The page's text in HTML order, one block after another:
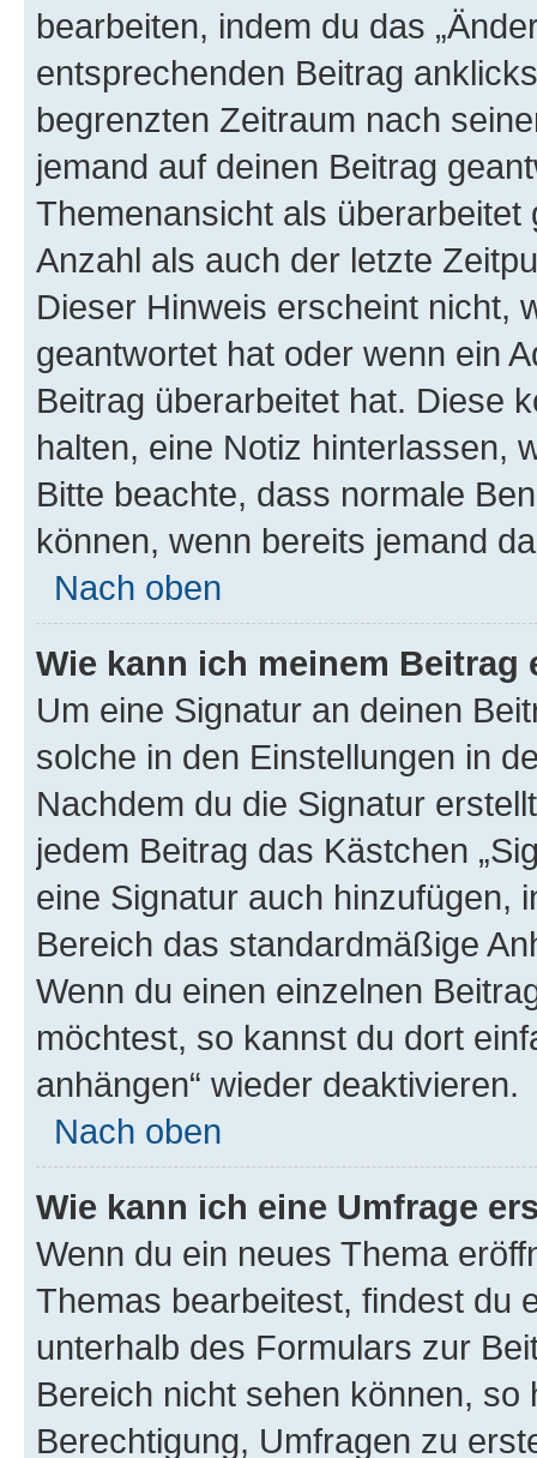
bearbeiten, indem du das
entsprechenden Beitrag
begrenzten Zeitraum nach
jemand auf deinen Beitrag
Themenansicht als
Anzahl als auch der letzte
Dieser Hinweis erscheint nicht,
geantwortet hat oder wenn ein
Beitrag überarbeitet hat. Diese
halten, eine Notiz hinterlassen,
Bitte beachte, dass normale
können, wenn bereits jemand
Nach oben
Wie kann ich meinem
Um eine Signatur an deinen
solche in den Einstellungen in
Nachdem du die Signatur
jedem Beitrag das Kästchen
eine Signatur auch hinzufügen,
Bereich das standardmäßige
Wenn du einen einzelnen
möchtest, so kannst du dort
anhängen“ wieder deaktivieren.
Nach oben
Wie kann ich eine Umfrage
Wenn du ein neues Thema
Themas bearbeitest, findest du
unterhalb des Formulars zur
Bereich nicht sehen können,
Berechtigung, Umfragen zu